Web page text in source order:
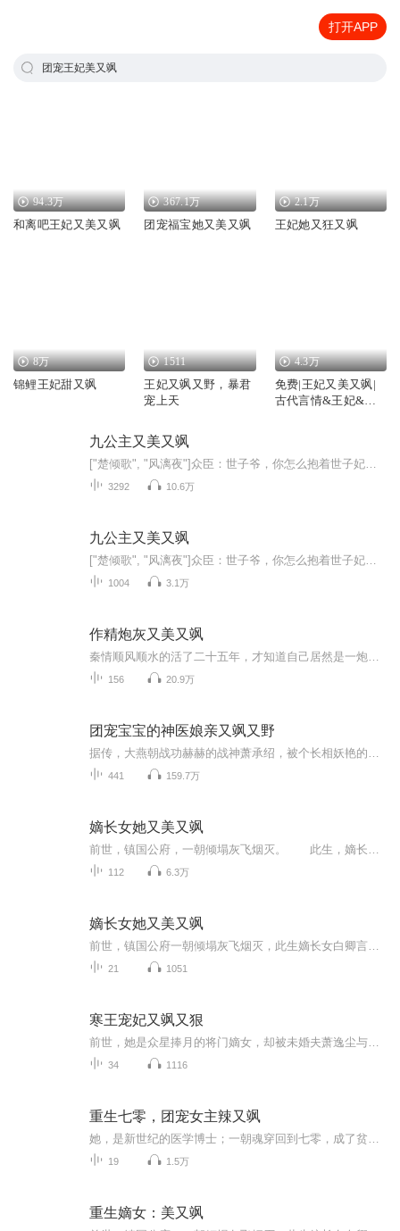
打开APP
团宠王妃美又飒
94.3万
和离吧王妃又美又飒
367.1万
团宠福宝她又美又飒
2.1万
王妃她又狂又飒
8万
锦鲤王妃甜又飒
1511
王妃又飒又野，暴君
宠上天
4.3万
免费|王妃又美又飒|
古代言情&王妃&宠
九公主又美又飒
3292 10.6万
九公主又美又飒
1004 3.1万
作精炮灰又美又飒
156 20.9万
团宠宝宝的神医娘亲又飒又野
441 159.7万
嫡长女她又美又飒
112 6.3万
嫡长女她又美又飒
21 1051
寒王宠妃又飒又狠
34 1116
重生七零，团宠女主辣又飒
19 1.5万
重生嫡女：美又飒